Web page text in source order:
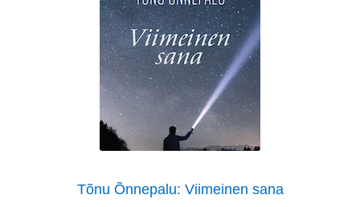
Tõnu Õnnepalu: Viimeinen sana